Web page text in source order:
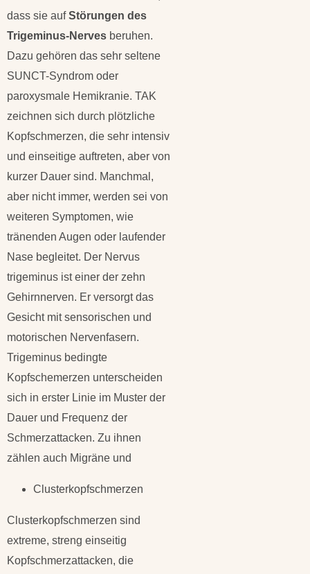
dass sie aufStörungen des
Trigeminus-Nerves beruhen.
Dazu gehören das sehr seltene
SUNCT-Syndrom oder
paroxysmale Hemikranie. TAK
zeichnen sich durch plötzliche
Kopfschmerzen, die sehr intensiv
und einseitige auftreten, aber von
kurzer Dauer sind. Manchmal,
aber nicht immer, werden sei von
weiteren Symptomen, wie
tränenden Augen oder laufender
Nase begleitet. Der Nervus
trigeminus ist einer der zehn
Gehirnnerven. Er versorgt das
Gesicht mit sensorischen und
motorischen Nervenfasern.
Trigeminus bedingte
Kopfschemerzen unterscheiden
sich in erster Linie im Muster der
Dauer und Frequenz der
Schmerzattacken. Zu ihnen
zählen auch Migräne und
Clusterkopfschmerzen
Clusterkopfschmerzen sind
extreme, streng einseitig
Kopfschmerzattacken, die